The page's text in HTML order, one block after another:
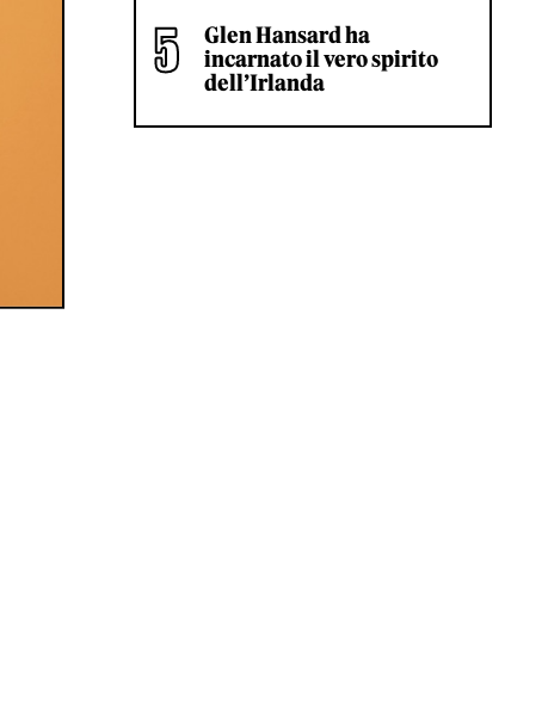
Glen Hansard ha
incarnato il vero spirito
dell’Irlanda